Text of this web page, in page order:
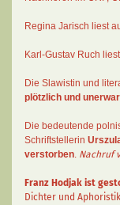
Regina Jarisch liest
Karl-Gustav Ruch
Die Slawistin und
plötzlich und
Die bedeutende
Schriftstellerin
verstorben. Nachruf
Franz Hodjak ist
Dichter und